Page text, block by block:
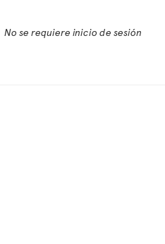
No se requiere inicio de sesión